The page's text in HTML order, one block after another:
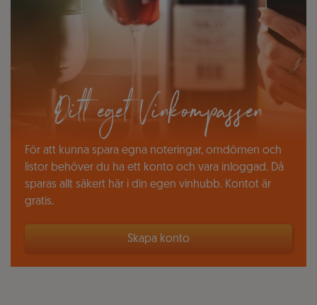
Ditt eget Vinkompassen
För att kunna spara egna noteringar, omdömen och
listor behöver du ha ett konto och vara inloggad. Då
sparas allt säkert här i din egen vinhubb. Kontot är
gratis.
Skapa konto